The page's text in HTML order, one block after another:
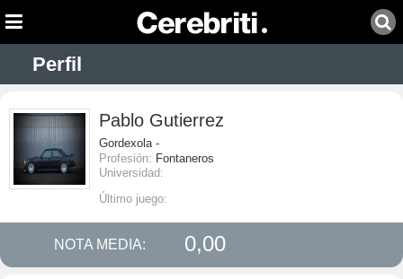
Perfil
Pablo Gutierrez
Gordexola -
Profesión: Fontaneros
Universidad:
Último juego:
NOTA MEDIA: 0,00